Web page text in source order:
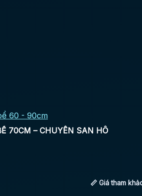
60 - 90cm
70CM – CHUYÊN SAN HÔ
📏 Giá tham